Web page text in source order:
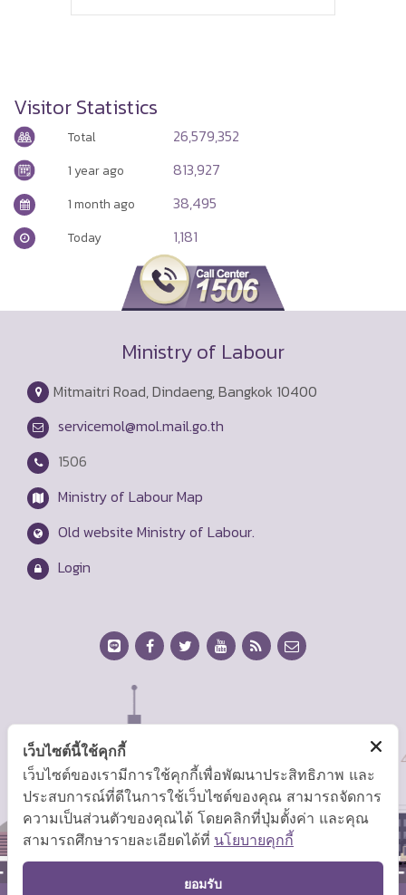
Visitor Statistics
Total 26,579,352
1 year ago 813,927
1 month ago 38,495
Today 1,181
Ministry of Labour
Mitmaitri Road, Dindaeng, Bangkok 10400
servicemol@mol.mail.go.th
1506
Ministry of Labour Map
Old website Ministry of Labour.
Login
TOP
เว็บไซต์นี้ใช้คุกกี้
เว็บไซต์ของเรามีการใช้คุกกี้เพื่อพัฒนาประสิทธิภาพ และ
ประสบการณ์ที่ดีในการใช้เว็บไซต์ของคุณ สามารถจัดการ
ความเป็นส่วนตัวของคุณได้ โดยคลิกที่ปุ่มตั้งค่า และคุณ
สามารถศึกษารายละเอียดได้ที่ นโยบายคุกกี้
ยอมรับ